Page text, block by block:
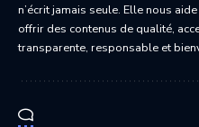
n’écrit jamais seule. Elle nous
offrir des contenus de qualité,
transparente, responsable et